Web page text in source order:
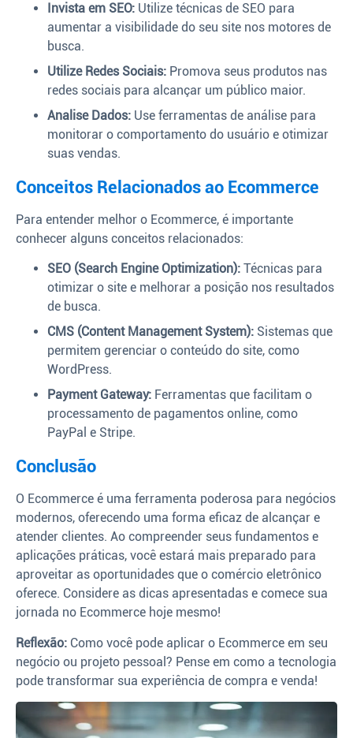
Invista em SEO: Utilize técnicas de SEO para
aumentar a visibilidade do seu site nos motores de
busca.
Utilize Redes Sociais: Promova seus produtos nas
redes sociais para alcançar um público maior.
Analise Dados: Use ferramentas de análise para
monitorar o comportamento do usuário e otimizar
suas vendas.
Conceitos Relacionados ao Ecommerce
Para entender melhor o Ecommerce, é importante
conhecer alguns conceitos relacionados:
SEO (Search Engine Optimization): Técnicas para
otimizar o site e melhorar a posição nos resultados
de busca.
CMS (Content Management System): Sistemas que
permitem gerenciar o conteúdo do site, como
WordPress.
Payment Gateway: Ferramentas que facilitam o
processamento de pagamentos online, como
PayPal e Stripe.
Conclusão
O Ecommerce é uma ferramenta poderosa para negócios
modernos, oferecendo uma forma eficaz de alcançar e
atender clientes. Ao compreender seus fundamentos e
aplicações práticas, você estará mais preparado para
aproveitar as oportunidades que o comércio eletrônico
oferece. Considere as dicas apresentadas e comece sua
jornada no Ecommerce hoje mesmo!
Reflexão: Como você pode aplicar o Ecommerce em seu
negócio ou projeto pessoal? Pense em como a tecnologia
pode transformar sua experiência de compra e venda!